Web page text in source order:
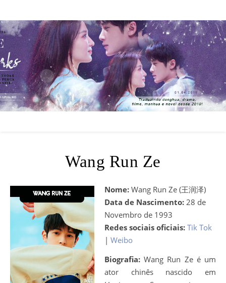
Wang Run Ze
Nome: Wang Run Ze (王润泽)
Data de Nascimento: 28 de
Novembro de 1993
Redes sociais oficiais: Tik Tok
| Weibo
Biografia:Wang Run Ze é um
ator chinês nascido em